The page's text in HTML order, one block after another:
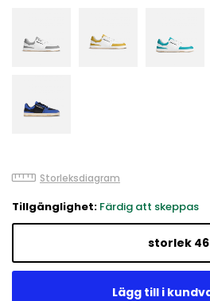
Storleksdiagram
Tillgänglighet: Färdig att skeppas
storlek 46